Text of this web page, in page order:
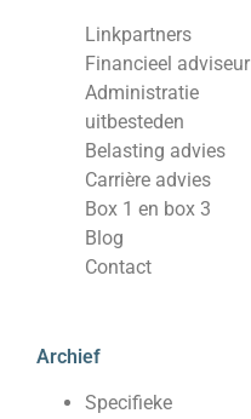
Linkpartners
Financieel adviseur
Administratie
uitbesteden
Belasting advies
Carrière advies
Box 1 en box 3
Blog
Contact
Archief
Specifieke